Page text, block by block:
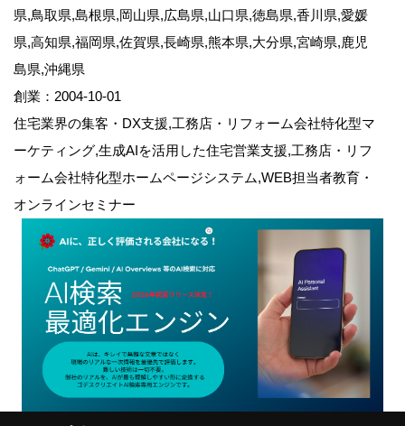
県,鳥取県,島根県,岡山県,広島県,山口県,徳島県,香川県,愛媛
県,高知県,福岡県,佐賀県,長崎県,熊本県,大分県,宮崎県,鹿児
島県,沖縄県
創業：2004-10-01
住宅業界の集客・DX支援,工務店・リフォーム会社特化型マ
ーケティング,生成AIを活用した住宅営業支援,工務店・リフ
ォーム会社特化型ホームページシステム,WEB担当者教育・
オンラインセミナー